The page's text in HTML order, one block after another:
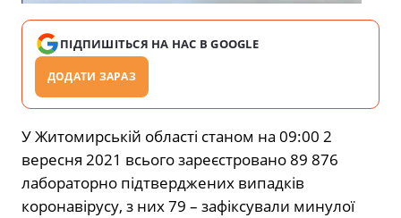
ПІДПИШІТЬСЯ НА НАС В GOOGLE
ДОДАТИ ЗАРАЗ
У Житомирській області станом на 09:00 2
вересня 2021 всього зареєстровано 89 876
лабораторно підтверджених випадків
коронавірусу, з них 79 – зафіксували минулої